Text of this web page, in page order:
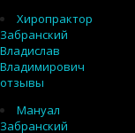
Хиропрактор
Забранский
Владислав
Владимирович
отзывы
Мануал
Забранский